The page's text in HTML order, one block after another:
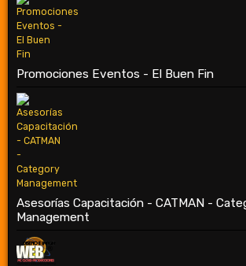
Promociones Eventos - El Buen Fin
Asesorías Capacitación - CATMAN -
Management